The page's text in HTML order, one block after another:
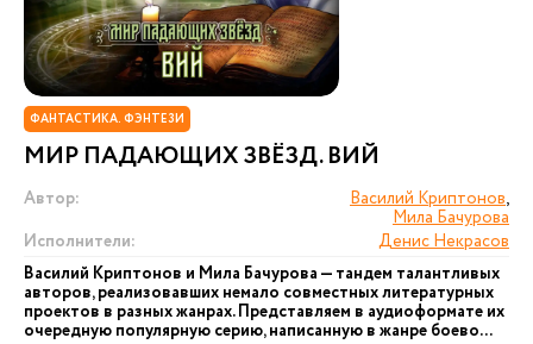
ФАНТАСТИКА. ФЭНТЕЗИ
МИР ПАДАЮЩИХ ЗВЁЗД. ВИЙ
Автор: Василий Криптонов,
Мила Бачурова
Исполнители:
Денис Некрасов
Василий Криптонов и Мила Бачурова — тандем талантливых
авторов, реализовавших немало совместных литературных
проектов в разных жанрах. Представляем в аудиоформате их
очередную популярную серию, написанную в жанре боево...